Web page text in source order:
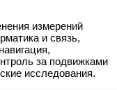
измерений
и связь,
за подвижками
исследования.